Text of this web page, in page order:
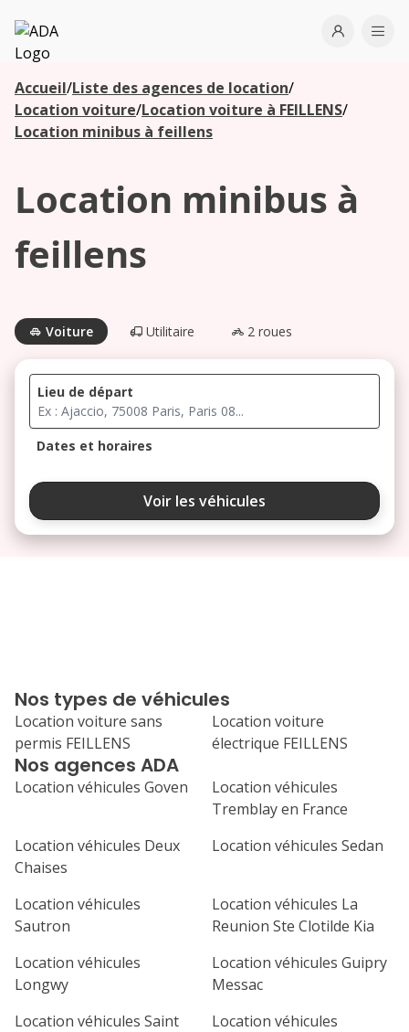
ADA
Open
Accueil/Liste des agences de location/
Location voiture/Location voiture à FEILLENS/
Location minibus à feillens
Location minibus à
feillens
Voiture Utilitaire 2 roues
Lieu de départ
Dates et horaires
août 2026
ma me
24 25 26
31
septembre 2026
me je
1
3 4
16 18
21 23 24 25
Voir les véhicules
Nos agences ADA
Location véhicules Goven
Location véhicules
Tremblay en France
Location véhicules Deux
Chaises
Location véhicules Sedan
Location véhicules
Sautron
Location véhicules La
Reunion Ste Clotilde Kia
Location véhicules
Longwy
Location véhicules Guipry
Messac
Location véhicules Saint
Location véhicules
Nos types de véhicules
Location voiture sans
permis FEILLENS
Location voiture
électrique FEILLENS
Les
agences à
proximité
Commencez
votre
recherche
proximité